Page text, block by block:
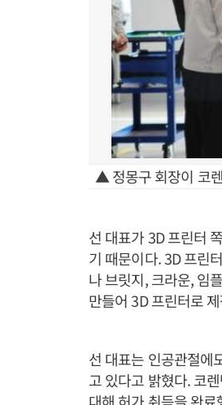
▲ 정몽구 회장이 코
선 대표가 3D 프린터
기 때문이다. 3D 프린
나 브릿지, 크라운, 임
만들어 3D 프린터로
선 대표는 인공관절에
고 있다고 밝혔다. 코